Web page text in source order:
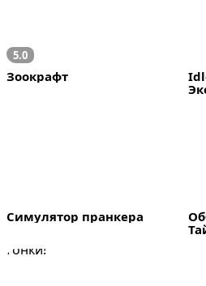
5.0
Зоокрафт
Симулятор пранкера